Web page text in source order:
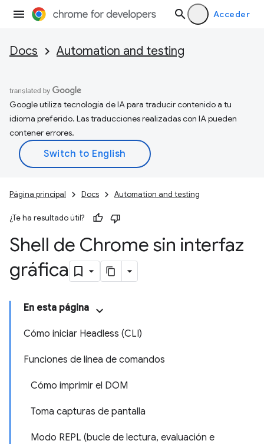
Acceder
Docs Automation and testing
Google utiliza tecnología de IA para traducir contenido a tu
idioma preferido. Las traducciones realizadas con IA pueden
contener errores.
Página principal Docs Automation and testing
¿Te ha resultado útil?
Shell de Chrome sin interfaz
gráfica
En esta página
Cómo iniciar Headless (CLI)
Funciones de línea de comandos
Cómo imprimir el DOM
Toma capturas de pantalla
Modo REPL (bucle de lectura, evaluación e